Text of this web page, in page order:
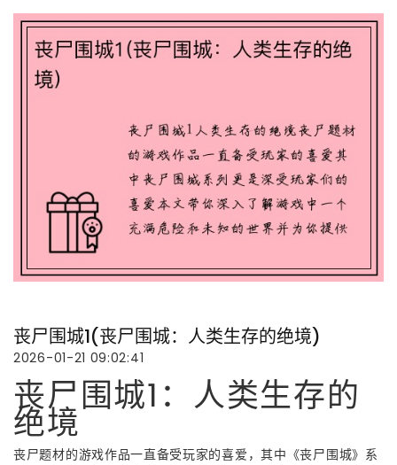
丧尸围城1(丧尸围城：人类生存的绝境)
2026-01-21 09:02:41
丧尸围城1：人类生存的
绝境
丧尸题材的游戏作品一直备受玩家的喜爱，其中《丧尸围城》系